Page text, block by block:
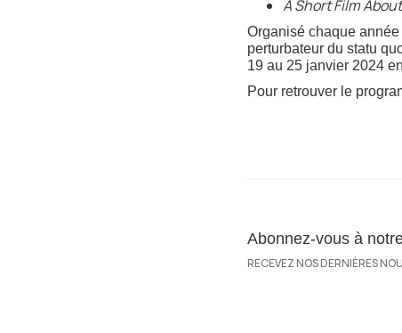
A Short Film
Organisé chaque
perturbateur du statu
19 au 25 janvier 2024
Pour retrouver le
Abonnez-vous à
RECEVEZ NOS DERNIÈRES